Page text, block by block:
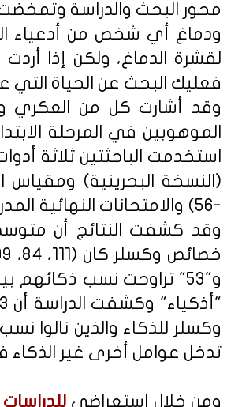
محور البحث والدراسة وتمخضت
ودماغ أي شخص من أدعياء
لقشرة الدماغ، ولكن إذا
فعليك البحث عن الحياة التي
استخدمت الباحثتين ثلاثة
وقد كشفت النتائج أن
تدخل عوامل أخرى غير الذكاء
ومن خلال استعراضي